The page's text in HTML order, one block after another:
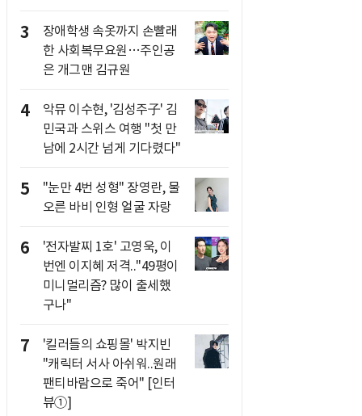
3
장애학생 속옷까지 손빨래
한 사회복무요원…주인공
은 개그맨 김규원
4
악뮤 이수현, '김성주子' 김
민국과 스위스 여행 "첫 만
남에 2시간 넘게 기다렸다"
5
"눈만 4번 성형" 장영란, 물
오른 바비 인형 얼굴 자랑
6
'전자발찌 1호' 고영욱, 이
번엔 이지혜 저격.."49평이
미니멀리즘? 많이 출세했
구나"
7
'킬러들의 쇼핑몰' 박지빈
"캐릭터 서사 아쉬워..원래
팬티바람으로 죽어" [인터
뷰①]